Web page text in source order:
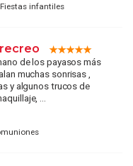
infantiles
de los payasos más
muchas sonrisas ,
y algunos trucos de
...